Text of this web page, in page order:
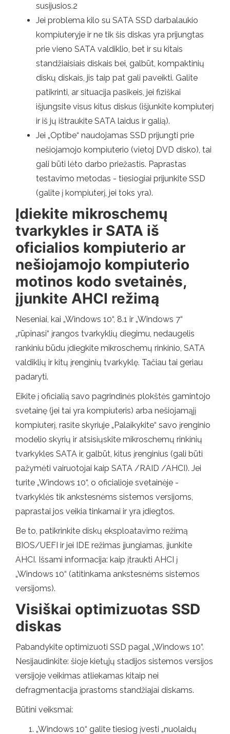
susijusios.2
Jei problema kilo su SATA SSD darbalaukio
kompiuteryje ir ne tik šis diskas yra prijungtas
prie vieno SATA valdiklio, bet ir su kitais
standžiaisiais diskais bei, galbūt, kompaktinių
diskų diskais, jis taip pat gali paveikti. Galite
patikrinti, ar situacija pasikeis, jei fiziškai
išjungsite visus kitus diskus (išjunkite kompiuterį
ir iš jų ištraukite SATA laidus ir galią).
Jei „Optibe“ naudojamas SSD prijungti prie
nešiojamojo kompiuterio (vietoj DVD disko), tai
gali būti lėto darbo priežastis. Paprastas
testavimo metodas - tiesiogiai prijunkite SSD
(galite į kompiuterį, jei toks yra).
Įdiekite mikroschemų
tvarkykles ir SATA iš
oficialios kompiuterio ar
nešiojamojo kompiuterio
motinos kodo svetainės,
įjunkite AHCI režimą
Neseniai, kai „Windows 10“, 8.1 ir „Windows 7“
„rūpinasi“ įrangos tvarkyklių diegimu, nedaugelis
rankiniu būdu įdiegkite mikroschemų rinkinio, SATA
valdiklių ir kitų įrenginių tvarkyklę. Tačiau tai geriau
padaryti.
Eikite į oficialią savo pagrindinės plokštės gamintojo
svetainę (jei tai yra kompiuteris) arba nešiojamąjį
kompiuterį, rasite skyriuje „Palaikykite“ savo įrenginio
modelio skyrių ir atsisiųskite mikroschemų rinkinių
tvarkykles SATA ir, galbūt, kitus įrenginius (gali būti
pažymėti vairuotojai kaip SATA /RAID /AHCI). Jei
turite „Windows 10“, o oficialioje svetainėje -
tvarkyklės tik ankstesnėms sistemos versijoms,
paprastai jos veikia tinkamai ir yra įdiegtos.
Be to, patikrinkite diskų eksploatavimo režimą
BIOS/UEFI ir jei IDE režimas įjungiamas, įjunkite
AHCI. Išsami informacija: kaip įtraukti AHCI į
„Windows 10“ (atitinkama ankstesnėms sistemos
versijoms).
Visiškai optimizuotas SSD
diskas
Pabandykite optimizuoti SSD pagal „Windows 10“.
Nesijaudinkite: šioje kietųjų stadijos sistemos versijos
versijoje veikimas atliekamas kitaip nei
defragmentacija įprastoms standžiajai diskams.
Būtini veiksmai:
„Windows 10“ galite tiesiog įvesti „nuolaidų